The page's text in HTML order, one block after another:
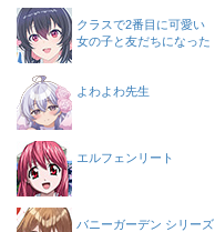
クラスで2番目に可愛い
女の子と友だちになった
よわよわ先生
エルフェンリート
バニーガーデン シリーズ